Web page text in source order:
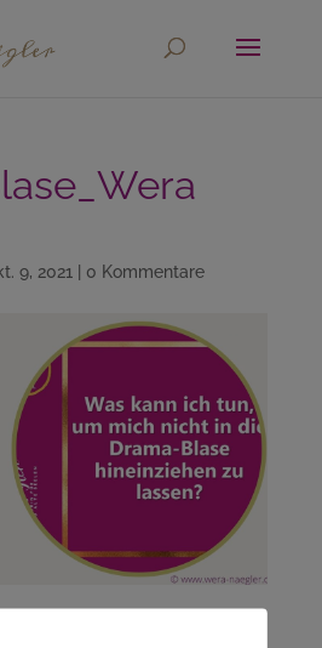
9, 2021 0 Kommentare